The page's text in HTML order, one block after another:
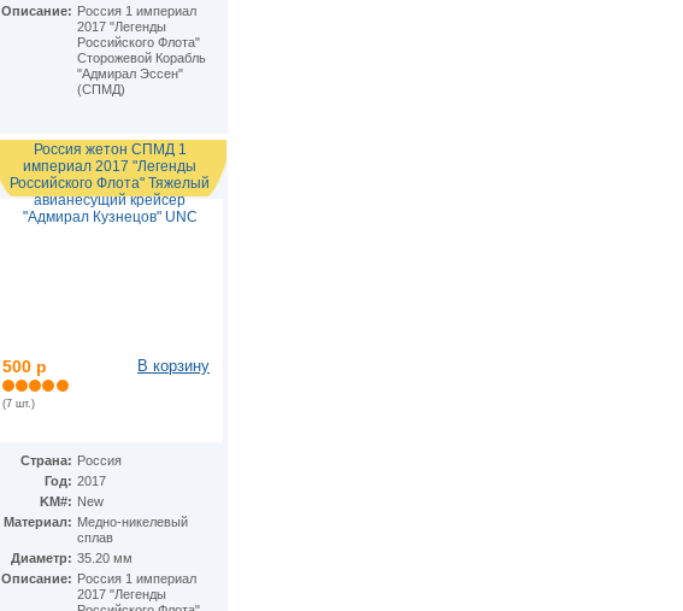
Описание: Россия 1 империал
2017 "Легенды
Российского Флота"
Сторожевой Корабль
"Адмирал Эссен"
(СПМД)
Россия жетон СПМД 1
империал 2017 "Легенды
Российского Флота" Тяжелый
авианесущий крейсер
"Адмирал Кузнецов" UNC
500 р
(7 шт.)
В корзину
Страна: Россия
Год: 2017
KM#: New
Материал: Медно-никелевый
сплав
Диаметр: 35.20 мм
Описание: Россия 1 империал
2017 "Легенды